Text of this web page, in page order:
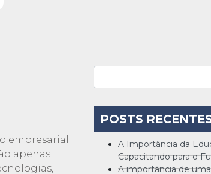
empresarial
apenas
POSTS
A Importância da
Capacitando para o
A importância de